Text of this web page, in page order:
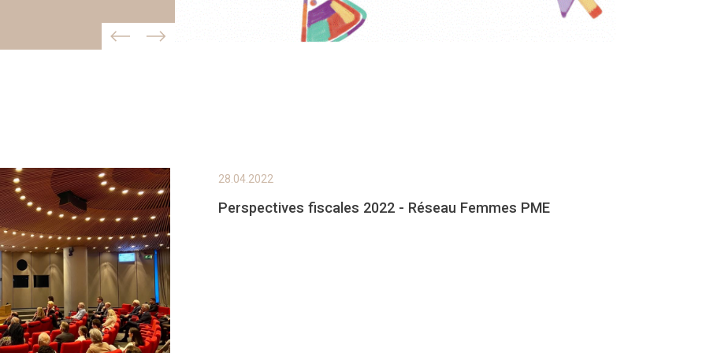
28.04.2022
Perspectives fiscales 2022 - Réseau Femmes PME